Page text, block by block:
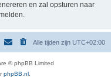
en zal opsturen naar
Alle tijden zijn UTC+02:00
© phpBB Limited
phpBB.nl